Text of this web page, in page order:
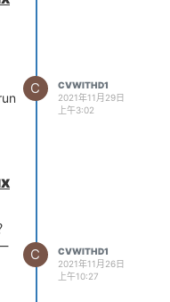
C
CVWITHD1
2021年11月29日
上午3:02
C
CVWITHD1
2021年11月26日
上午10:27